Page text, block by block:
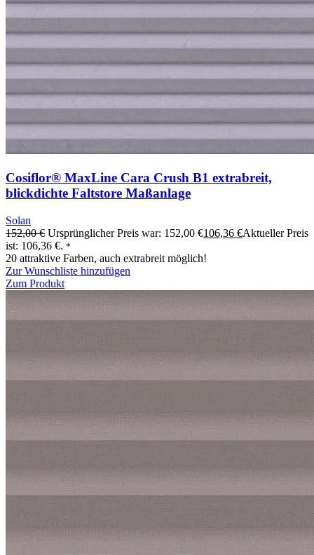
Cosiflor® MaxLine Cara Crush B1 extrabreit,
blickdichte Faltstore Maßanlage
Solan
152,00€ Ursprünglicher Preis war: 152,00 €106,36 €Aktueller Preis
ist: 106,36 €. *
20 attraktive Farben, auch extrabreit möglich!
Zur Wunschliste hinzufügen
Zum Produkt